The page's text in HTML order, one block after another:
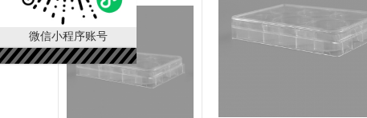
微信小程序账号